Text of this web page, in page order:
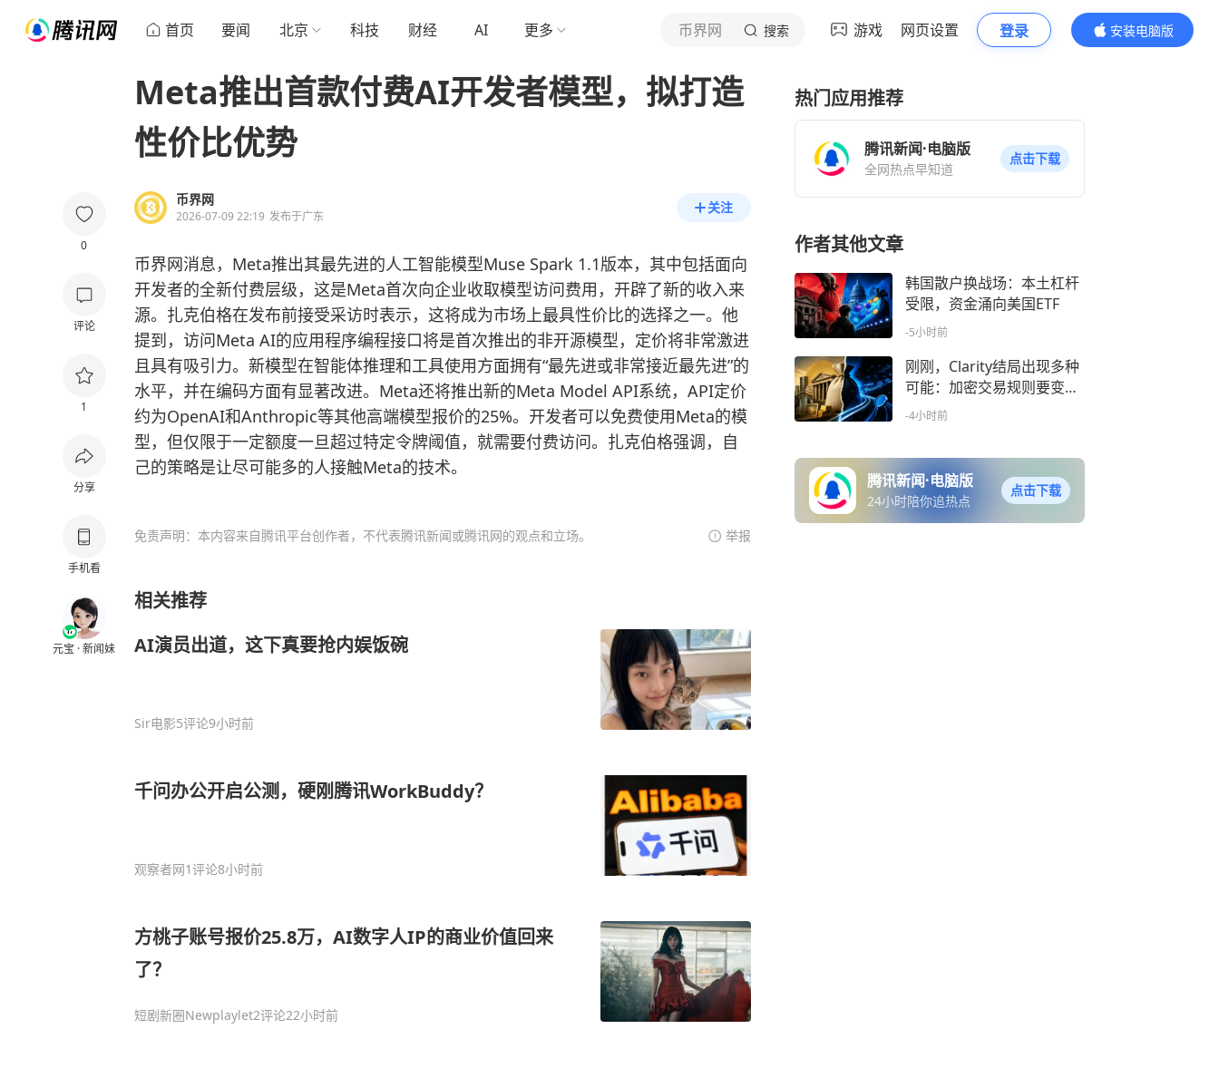
首页 要闻 北京 科技 财经 AI 更多 币界网 搜索 游戏 网页设置 登录
安装电脑版
内容更精彩
0
评论
1
分享
手机看
元宝 · 新闻妹
Meta推出首款付费AI开发者模型，拟打造
性价比优势
币界网
2026-07-09 22:19 发布于广东
关注
币界网消息，Meta推出其最先进的人工智能模型Muse Spark 1.1版本，其中包括面向
开发者的全新付费层级，这是Meta首次向企业收取模型访问费用，开辟了新的收入来
源。扎克伯格在发布前接受采访时表示，这将成为市场上最具性价比的选择之一。他
提到，访问Meta AI的应用程序编程接口将是首次推出的非开源模型，定价将非常激进
且具有吸引力。新模型在智能体推理和工具使用方面拥有“最先进或非常接近最先进”的
水平，并在编码方面有显著改进。Meta还将推出新的Meta Model API系统，API定价
约为OpenAI和Anthropic等其他高端模型报价的25%。开发者可以免费使用Meta的模
型，但仅限于一定额度一旦超过特定令牌阈值，就需要付费访问。扎克伯格强调，自
己的策略是让尽可能多的人接触Meta的技术。
免责声明：本内容来自腾讯平台创作者，不代表腾讯新闻或腾讯网的观点和立场。 举报
相关推荐
AI演员出道，这下真要抢内娱饭碗
Sir电影5评论9小时前
千问办公开启公测，硬刚腾讯WorkBuddy？
观察者网1评论8小时前
方桃子账号报价25.8万，AI数字人IP的商业价值回来
了？
短剧新圈Newplaylet2评论22小时前
热门应用推荐
腾讯新闻·电脑版
全网热点早知道
点击下载
作者其他文章
韩国散户换战场：本土杠杆
受限，资金涌向美国ETF
-5小时前
刚刚，Clarity结局出现多种
可能：加密交易规则要变
天？
-4小时前
腾讯新闻·电脑版
24小时陪你追热点
点击下载